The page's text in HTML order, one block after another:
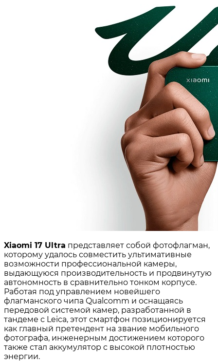
Xiaomi 17 Ultra представляет собой фотофлагман,
которому удалось совместить ультимативные
возможности профессиональной камеры,
выдающуюся производительность и продвинутую
автономность в сравнительно тонком корпусе.
Работая под управлением новейшего
флагманского чипа Qualcomm и оснащаясь
передовой системой камер, разработанной в
тандеме с Leica, этот смартфон позиционируется
как главный претендент на звание мобильного
фотографа, инженерным достижением которого
также стал аккумулятор с высокой плотностью
энергии.